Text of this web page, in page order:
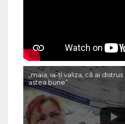
„maia, ia-ți valiza, că ai
astea bune”